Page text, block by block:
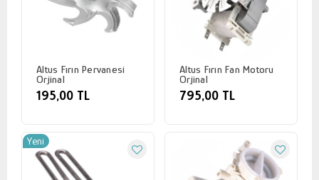
Altus Fırın Pervanesi
Orjinal
195,00 TL
Altus Fırın Fan Motoru
Orjinal
795,00 TL
Yeni